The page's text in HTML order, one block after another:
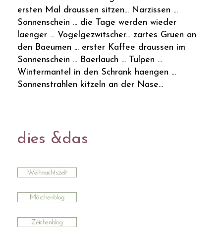
ersten Mal draussen sitzen... Narzissen ...
Sonnenschein ... die Tage werden wieder
laenger ... Vogelgezwitscher... zartes Gruen an
den Baeumen ... erster Kaffee draussen im
Sonnenschein ... Baerlauch ... Tulpen ...
Wintermantel in den Schrank haengen ...
Sonnenstrahlen kitzeln an der Nase...
dies &das